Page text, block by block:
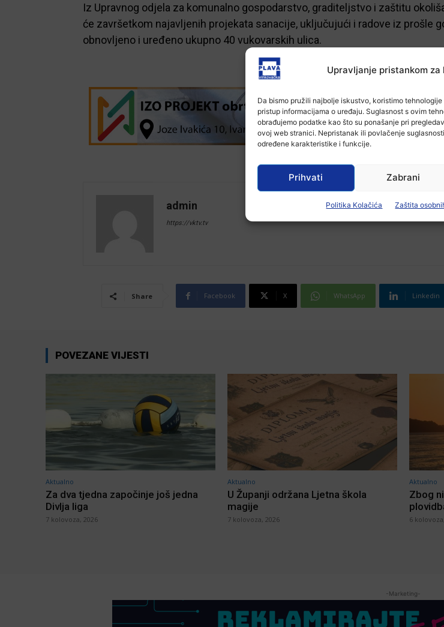
Upravljanje pristankom za
Da bismo pružili najbolje iskustvo, koristimo
pristup informacijama o uređaju. Suglasnost s ovim
obrađujemo podatke kao što su ponašanje pri
ovoj web stranici. Nepristanak ili povlačenje
određene karakteristike i funkcije.
Prihvati Zabrani
Politika Kolačića Zaštita
Iz Upravnog odjela za komunalno gospodarstvo, graditeljstvo i zaštitu
će završetkom najavljenih projekata sanacije, uključujući i radove iz prošle
obnovljeno i uređeno ukupno 40 vukovarskih ulica.
admin
https://vktv.tv
Share Facebook X WhatsApp Linkedin
POVEZANE VIJESTI
Aktualno
Za dva tjedna započinje još jedna
Divlja liga
7 kolovoza, 2026
Aktualno
U Županji održana Ljetna škola
magije
7 kolovoza, 2026
Aktualno
Zbog
6
-Marketing-